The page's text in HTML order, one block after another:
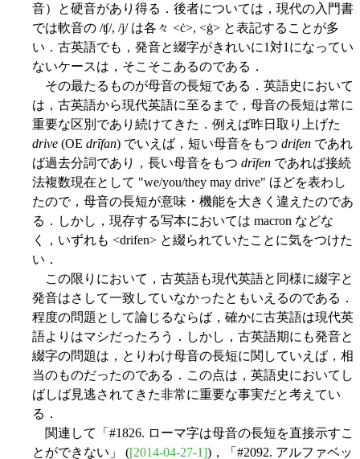
音）と硬音があり得る．後者については，現代の入門書
では軟音の /ʧ/, /j/ は各々 <ċ>, <ġ> と表記することが多
い．古英語でも，発音と綴字がきれいに1対1になってい
ないケースは，そこそこあるのである．
その最たるものが母音の長短である．英語史において
は，古英語から現代英語に至るまで，母音の長短は常に
重要な区別であり続けてきた．例えば昨日取り上げた
drive (OE drīfan) でいえば，短い母音をもつ drifen であれ
ば過去分詞であり，長い母音をもつ drīfen であれば接続
法複数現在として "we/you/they may drive" ほどを表わし
たので，母音の長短が意味・機能を大きく違えたのであ
る．しかし，現存する写本においては macron などな
く，いずれも <drifen> と綴られていたことに気をつけた
い．
この限りにおいて，古英語も現代英語と同様に綴字と
発音はさして一致していなかったともいえるのである．
程度の問題として論じるならば，確かに古英語は現代英
語よりはマシだったろう．しかし，古英語期にも発音と
綴字の問題は，とりわけ母音の長短に関していえば，相
当のものだったのである．この点は，英語史においてし
ばしば見逃されてきた非常に重要な事実だと考えてい
る．
関連して「#1826. ローマ字は母音の長短を直接示すこ
とができない」 ([2014-04-27-1])，「#2092. アルファベッ